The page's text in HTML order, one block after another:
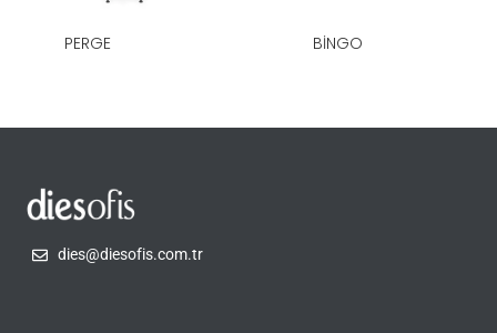
PERGE BINGO
dies@diesofis.com.tr